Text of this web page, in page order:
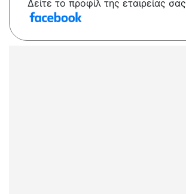
Δείτε το προφίλ της εταιρείας σας